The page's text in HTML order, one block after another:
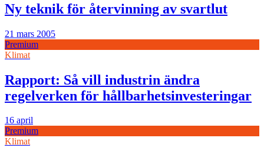
Ny teknik för återvinning av svartlut
21 mars 2005
Premium
Klimat
Rapport: Så vill industrin ändra
regelverken för hållbarhetsinvesteringar
16 april
Premium
Klimat